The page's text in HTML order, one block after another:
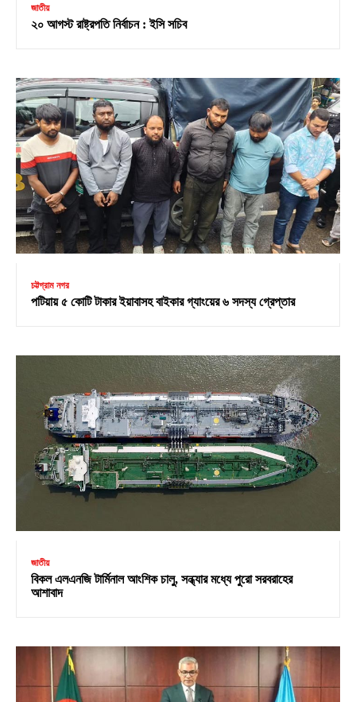
জাতীয়
২০ আগস্ট রাষ্ট্রপতি নির্বাচন : ইসি সচিব
চট্টগ্রাম নগর
পটিয়ায় ৫ কোটি টাকার ইয়াবাসহ বাইকার গ্যাংয়ের ৬ সদস্য গ্রেপ্তার
জাতীয়
বিকল এলএনজি টার্মিনাল আংশিক চালু, সন্ধ্যার মধ্যে পুরো সরবরাহের
আশাবাদ